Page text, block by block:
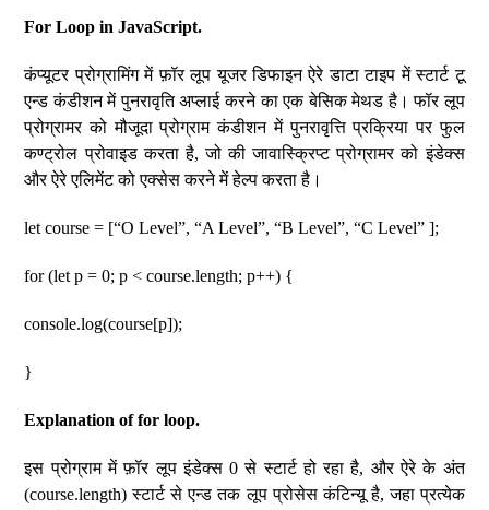
For Loop in JavaScript.
कंप्यूटर प्रोग्रामिंग में फ़ॉर लूप यूजर डिफाइन ऐरे डाटा टाइप में स्टार्ट टू
एन्ड कंडीशन में पुनरावृति अप्लाई करने का एक बेसिक मेथड है। फॉर लूप
प्रोग्रामर को मौजूदा प्रोग्राम कंडीशन में पुनरावृत्ति प्रक्रिया पर फुल
कण्ट्रोल प्रोवाइड करता है, जो की जावास्क्रिप्ट प्रोग्रामर को इंडेक्स
और ऐरे एलिमेंट को एक्सेस करने में हेल्प करता है।
let course = [“O Level”, “A Level”, “B Level”, “C Level” ];
for (let p = 0; p < course.length; p++) {
console.log(course[p]);
}
Explanation of for loop.
इस प्रोग्राम में फ़ॉर लूप इंडेक्स 0 से स्टार्ट हो रहा है, और ऐरे के अंत
(course.length) स्टार्ट से एन्ड तक लूप प्रोसेस कंटिन्यू है, जहा प्रत्येक